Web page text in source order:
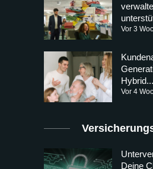
Vor 3
Hybrid...
Vor 4
Deine